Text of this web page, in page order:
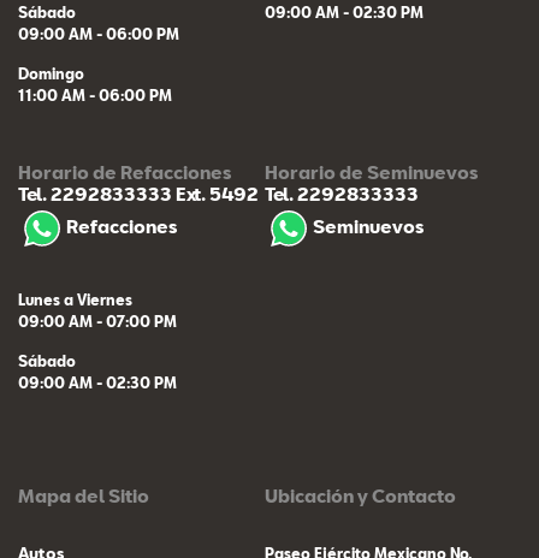
Sábado
09:00 AM - 06:00 PM
Domingo
11:00 AM - 06:00 PM
09:00 AM - 02:30 PM
Horario de Refacciones
Tel. 2292833333 Ext. 5492
Refacciones
Lunes a Viernes
09:00 AM - 07:00 PM
Sábado
09:00 AM - 02:30 PM
Horario de Seminuevos
Tel. 2292833333
Seminuevos
Mapa del Sitio
Autos
Ubicación y Contacto
Paseo Ejército Mexicano No.